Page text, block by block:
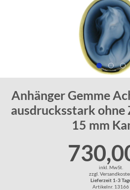
Anhänger Gemme
ausdrucksstark ohne
15 mm
inkl. MwSt.
zzgl.
Lieferzeit 1-3
Artikelnr. 13166